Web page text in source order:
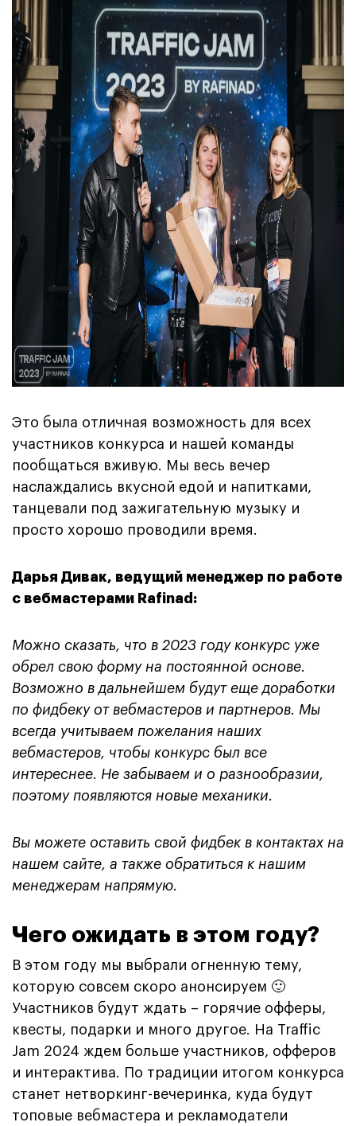
Это была отличная возможность для всех
участников конкурса и нашей команды
пообщаться вживую. Мы весь вечер
наслаждались вкусной едой и напитками,
танцевали под зажигательную музыку и
просто хорошо проводили время.
Дарья Дивак, ведущий менеджер по работе
с вебмастерами Rafinad:
Можно сказать, что в 2023 году конкурс уже
обрел свою форму на постоянной основе.
Возможно в дальнейшем будут еще доработки
по фидбеку от вебмастеров и партнеров. Мы
всегда учитываем пожелания наших
вебмастеров, чтобы конкурс был все
интереснее. Не забываем и о разнообразии,
поэтому появляются новые механики.
Вы можете оставить свой фидбек в контактах на
нашем сайте, а также обратиться к нашим
менеджерам напрямую.
Чего ожидать в этом году?
В этом году мы выбрали огненную тему,
которую совсем скоро анонсируем 🙂
Участников будут ждать – горячие офферы,
квесты, подарки и много другое. На Traffic
Jam 2024 ждем больше участников, офферов
и интерактива. По традиции итогом конкурса
станет нетворкинг-вечеринка, куда будут
топовые вебмастера и рекламодатели